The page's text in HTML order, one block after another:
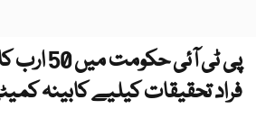
پی ٹی آئی
فراد تحقیقات کیلیے کابینہ